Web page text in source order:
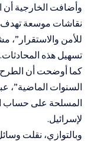
وأضافت الخارجية أن
نقاشات موسعة تهدف
للأمن والاستقرار”،
تسهيل هذه المحادثات.
كما أوضحت أن الطرح
السنوات الماضية”،
المسلحة على حساب
لإسرائيل.
وبالتوازي، نقلت